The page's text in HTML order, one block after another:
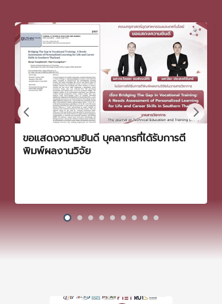
ขอแสดงความยินดี บุคลากรที่ได้รับการตี
พิมพ์ผลงานวิจัย